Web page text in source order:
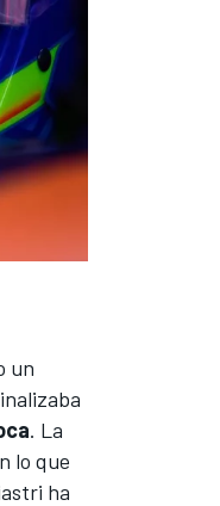
un
. La
lo que
ha